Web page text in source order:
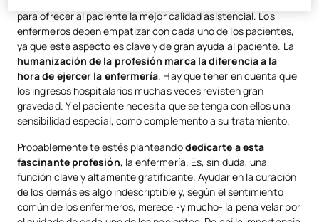
para ofrecer al paciente la mejor calidad asistencial. Los
enfermeros deben empatizar con cada uno de los pacientes,
ya que este aspecto es clave y de gran ayuda al paciente. La
humanización de la profesión marca la diferencia a la
hora de ejercer la enfermería. Hay que tener en cuenta que
los ingresos hospitalarios muchas veces revisten gran
gravedad. Y el paciente necesita que se tenga con ellos una
sensibilidad especial, como complemento a su tratamiento.
Probablemente te estés planteandodedicarte a esta
fascinante profesión, la enfermería. Es, sin duda, una
función clave y altamente gratificante. Ayudar en la curación
de los demás es algo indescriptible y, según el sentimiento
común de los enfermeros, merece -y mucho- la pena velar por